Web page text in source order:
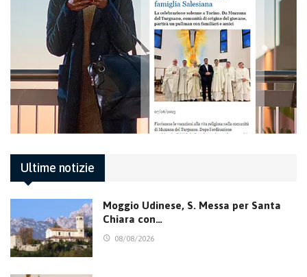
Ultime notizie
Moggio Udinese, S. Messa per Santa
Chiara con…
08/08/2026